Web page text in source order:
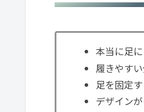
本当に足
履きやす
足を固定
デザイン